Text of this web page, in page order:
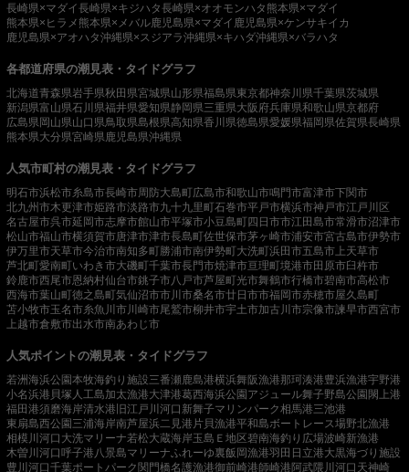
長崎県×マダイ長崎県×キジハタ長崎県×オオモンハタ 熊本県×マダイ
熊本県×ヒラメ 熊本県×メバル鹿児島県×マダイ 鹿児島県×ケンサキイカ
鹿児島県×アオハタ沖縄県×スジアラ沖縄県×キハダ沖縄県×バラハタ
各都道府県の潮見表・タイドグラフ
北海道青森県岩手県秋田県宮城県山形県福島県東京都神奈川県千葉県茨城県
新潟県富山県石川県福井県愛知県静岡県三重県大阪府兵庫県和歌山県京都府
広島県岡山県山口県鳥取県島根県高知県香川県徳島県愛媛県福岡県佐賀県長崎県
熊本県大分県宮崎県鹿児島県沖縄県
人気市町村の潮見表・タイドグラフ
明石市浜松市糸島市長崎市周防大島町広島市和歌山市鳴門市富津市下関市
北九州市木更津市姫路市淡路市九十九里町石巻市平戸市横浜市神戸市江戸川区
名古屋市呉市延岡市志摩市館山市平塚市小豆島町四日市市江田島市常滑市沼津市
松山市福山市横須賀市唐津市津市長島町佐世保市茅ヶ崎市浦安市宮古島市伊勢市
伊万里市天草市今治市南知多町勝浦市南伊勢町大洗町浜田市五島市 上天草市
芦北町愛南町いわき市大磯町千葉市長門市焼津市亘理町境港市田原市臼杵市
鈴鹿市西尾市恩納村仙台市銚子市八戸市芦屋町光市舞鶴市行橋市碧南市高松市
西海市葉山町徳之島町気仙沼市市川市桑名市廿日市市福岡市赤穂市屋久島町
苫小牧市玉名市糸魚川市川崎市尾鷲市柳井市宇土市加古川市宗像市諫早市西宮市
上越市倉敷市出水市南あわじ市
人気ポイントの潮見表・タイドグラフ
若洲海浜公園本牧海釣り施設三番瀬鹿島港横浜舞阪漁港那珂湊港豊浜漁港宇野港
小名浜港 貝塚人工島加太漁港大津港葛西海浜公園 アジュール舞子野島公園 閖上港
福田港須磨海岸清水港 旧江戸川河口 新舞子マリンパーク相馬港三池港
東扇島西公園 三浦海岸南芦屋浜二見港 片貝漁港平和島ボートレース場野北漁港
相模川河口 大洗マリーナ若松大蔵海岸玉島Ｅ地区碧南海釣り広場波崎新漁港
木曽川河口呼子港八景島マリーナふれーゆ裏飯岡漁港羽田 日立港大黒海づり施設
豊川河口千葉ポートパーク 関門橋名護漁港御前崎港師崎港 阿武隈川河口 天神崎